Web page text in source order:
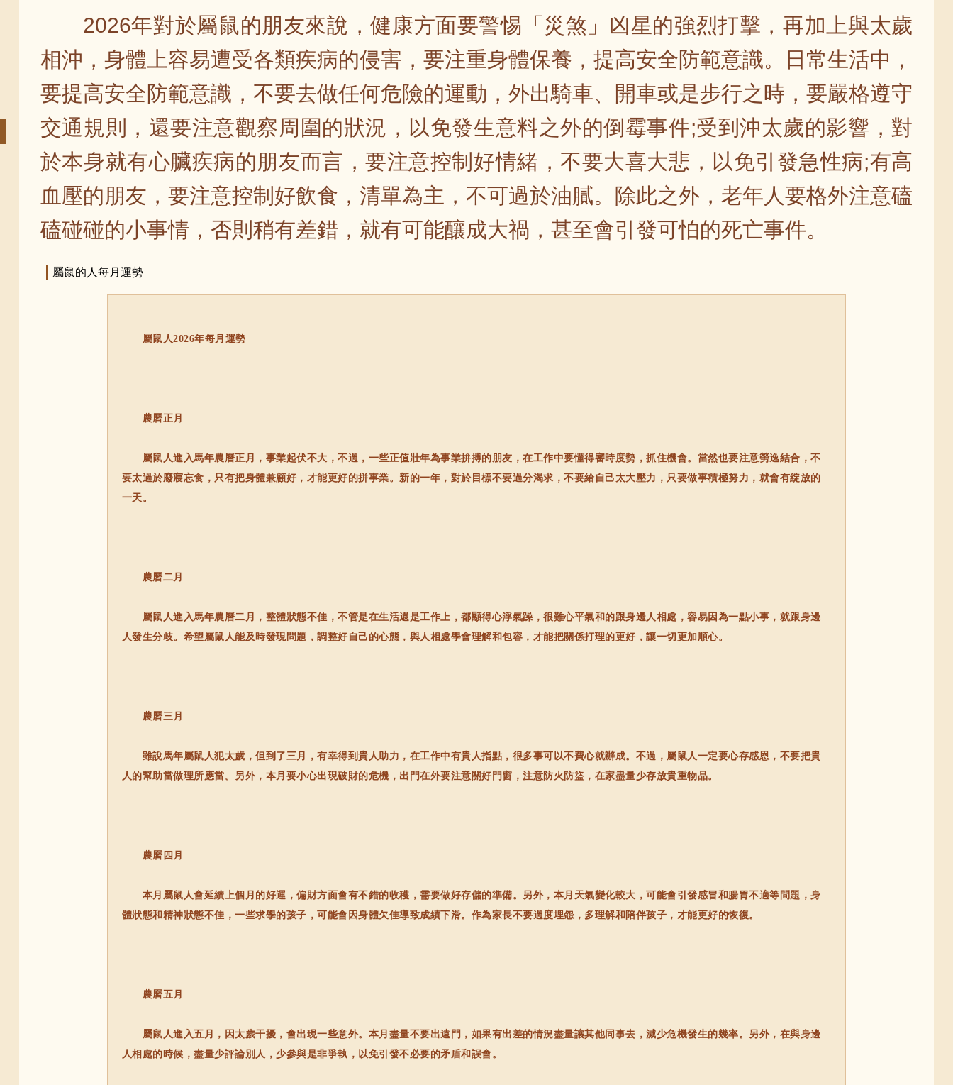
2026年對於屬鼠的朋友來說，健康方面要警惕「災煞」凶星的強烈打擊，再加上與太歲
相沖，身體上容易遭受各類疾病的侵害，要注重身體保養，提高安全防範意識。日常生活中，
要提高安全防範意識，不要去做任何危險的運動，外出騎車、開車或是步行之時，要嚴格遵守
交通規則，還要注意觀察周圍的狀況，以免發生意料之外的倒霉事件;受到沖太歲的影響，對
於本身就有心臟疾病的朋友而言，要注意控制好情緒，不要大喜大悲，以免引發急性病;有高
血壓的朋友，要注意控制好飲食，清單為主，不可過於油膩。除此之外，老年人要格外注意磕
磕碰碰的小事情，否則稍有差錯，就有可能釀成大禍，甚至會引發可怕的死亡事件。
屬鼠的人每月運勢
屬鼠人2026年每月運勢
農曆正月
屬鼠人進入馬年農曆正月，事業起伏不大，不過，一些正值壯年為事業拚搏的朋友，在工作中要懂得審時度勢，抓住機會。當然也要注意勞逸結合，不
要太過於廢寢忘食，只有把身體兼顧好，才能更好的拼事業。新的一年，對於目標不要過分渴求，不要給自己太大壓力，只要做事積極努力，就會有綻放的
一天。
農曆二月
屬鼠人進入馬年農曆二月，整體狀態不佳，不管是在生活還是工作上，都顯得心浮氣躁，很難心平氣和的跟身邊人相處，容易因為一點小事，就跟身邊
人發生分歧。希望屬鼠人能及時發現問題，調整好自己的心態，與人相處學會理解和包容，才能把關係打理的更好，讓一切更加順心。
農曆三月
雖說馬年屬鼠人犯太歲，但到了三月，有幸得到貴人助力，在工作中有貴人指點，很多事可以不費心就辦成。不過，屬鼠人一定要心存感恩，不要把貴
人的幫助當做理所應當。另外，本月要小心出現破財的危機，出門在外要注意關好門窗，注意防火防盜，在家盡量少存放貴重物品。
農曆四月
本月屬鼠人會延續上個月的好運，偏財方面會有不錯的收穫，需要做好存儲的準備。另外，本月天氣變化較大，可能會引發感冒和腸胃不適等問題，身
體狀態和精神狀態不佳，一些求學的孩子，可能會因身體欠佳導致成績下滑。作為家長不要過度埋怨，多理解和陪伴孩子，才能更好的恢復。
農曆五月
屬鼠人進入五月，因太歲干擾，會出現一些意外。本月盡量不要出遠門，如果有出差的情況盡量讓其他同事去，減少危機發生的幾率。另外，在與身邊
人相處的時候，盡量少評論別人，少參與是非爭執，以免引發不必要的矛盾和誤會。